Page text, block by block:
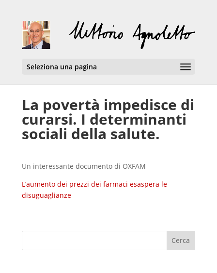
Seleziona una pagina
La povertà impedisce di
curarsi. I determinanti
sociali della salute.
Un interessante documento di OXFAM
L’aumento dei prezzi dei farmaci esaspera le
disuguaglianze